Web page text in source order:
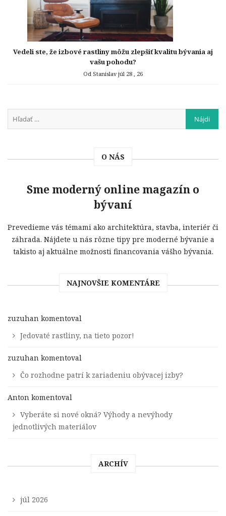
Vedeli ste, že izbové rastliny môžu zlepšiť kvalitu bývania aj
vašu pohodu?
Od Stanislavjúl 28 , 26
O NÁS
Sme moderný online magazín o
bývaní
Prevedieme vás témami ako architektúra, stavba, interiér či
záhrada. Nájdete u nás rôzne tipy pre moderné bývanie a
takisto aj aktuálne možnosti financovania vášho bývania.
NAJNOVŠIE KOMENTÁRE
zuzuhan komentoval
Jedovaté rastliny, na tieto pozor!
zuzuhan komentoval
Čo rozhodne patrí k zariadeniu obývacej izby?
Anton komentoval
Vyberáte si nové okná? Výhody a nevýhody
jednotlivých materiálov
ARCHÍV
júl 2026